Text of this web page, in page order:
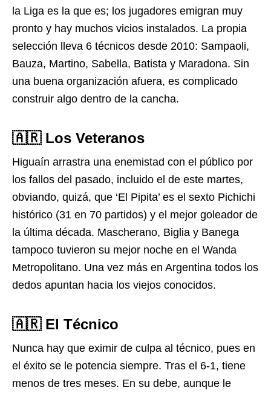
la Liga es la que es; los jugadores emigran muy
pronto y hay muchos vicios instalados. La propia
selección lleva 6 técnicos desde 2010: Sampaoli,
Bauza, Martino, Sabella, Batista y Maradona. Sin
una buena organización afuera, es complicado
construir algo dentro de la cancha.
🇦🇷 Los Veteranos
Higuaín arrastra una enemistad con el público por
los fallos del pasado, incluido el de este martes,
obviando, quizá, que ‘El Pipita’ es el sexto Pichichi
histórico (31 en 70 partidos) y el mejor goleador de
la última década. Mascherano, Biglia y Banega
tampoco tuvieron su mejor noche en el Wanda
Metropolitano. Una vez más en Argentina todos los
dedos apuntan hacia los viejos conocidos.
🇦🇷 El Técnico
Nunca hay que eximir de culpa al técnico, pues en
el éxito se le potencia siempre. Tras el 6-1, tiene
menos de tres meses. En su debe, aunque le